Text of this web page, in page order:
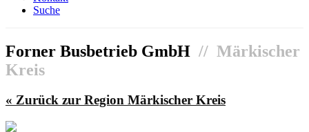
Suche
Forner Busbetrieb GmbH // Märkischer
Kreis
« Zurück zur Region Märkischer Kreis